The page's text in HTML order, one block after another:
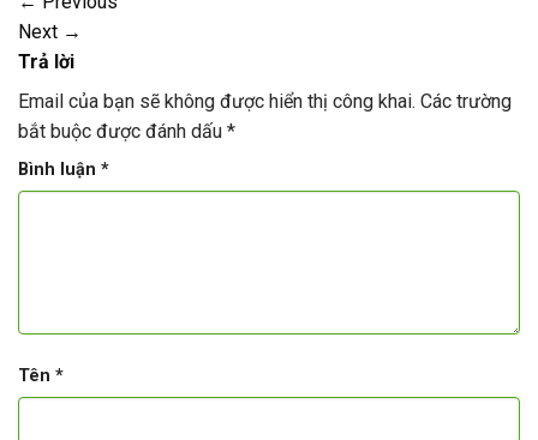
Next →
Trả lời
Email của bạn sẽ không được hiển thị công khai. Các trường
bắt buộc được đánh dấu *
Bình luận *
Tên *